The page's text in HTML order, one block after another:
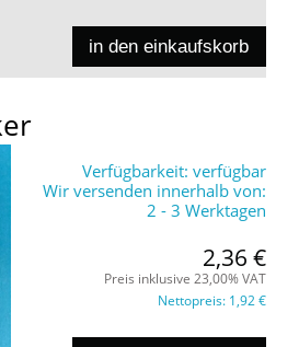
in den einkaufskorb
Verfügbarkeit: verfügbar
Wir versenden innerhalb von:
2 - 3 Werktagen
2,36 €
Preis inklusive 23,00% VAT
Nettopreis: 1,92 €